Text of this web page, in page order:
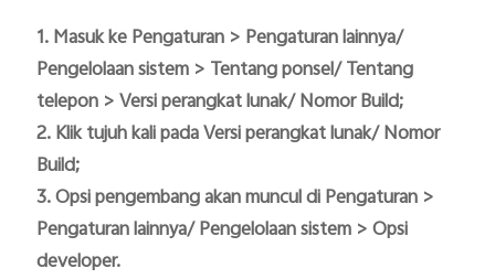
Indonesia | Pilih negara/wilayah
1. Masuk ke Pengaturan > Pengaturan lainnya/
Pengelolaan sistem > Tentang ponsel/ Tentang
telepon > Versi perangkat lunak/ Nomor Build;
2. Klik tujuh kali pada Versi perangkat lunak/ Nomor
Build;
3. Opsi pengembang akan muncul di Pengaturan >
Pengaturan lainnya/ Pengelolaan sistem > Opsi
developer.